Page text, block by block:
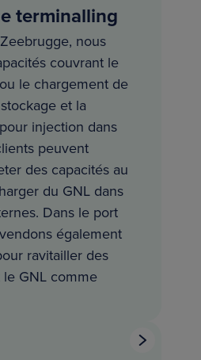
terminalling
nous
couvrant le
le chargement de
et la
injection dans
peuvent
des capacités au
du GNL dans
Dans le port
également
ravitailler des
GNL comme